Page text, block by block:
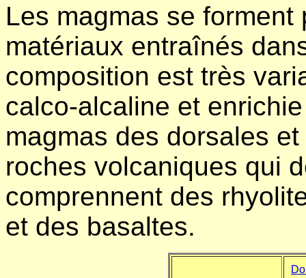
Les magmas se
matériaux entraînés
composition est très
calco-alcaline et
magmas des dorsales
roches volcaniques qui
comprennent des
et des basaltes.